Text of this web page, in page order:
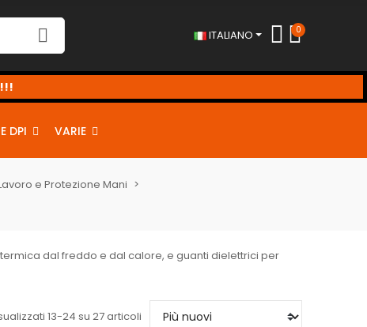
ITALIANO 0
DPI VARIE
e Protezione Mani
dal freddo e dal calore, e guanti dielettrici per
13-24 su 27 articoli